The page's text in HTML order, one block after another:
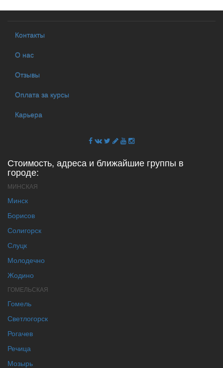
Контакты
О нас
Отзывы
Оплата за курсы
Карьера
Стоимость, адреса и ближайшие группы в
городе:
МИНСКАЯ
Минск
Борисов
Солигорск
Слуцк
Молодечно
Жодино
ГОМЕЛЬСКАЯ
Гомель
Светлогорск
Рогачев
Речица
Мозырь